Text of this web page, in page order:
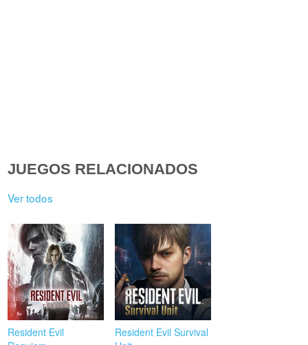
JUEGOS RELACIONADOS
Ver todos
Resident Evil
Resident Evil Survival